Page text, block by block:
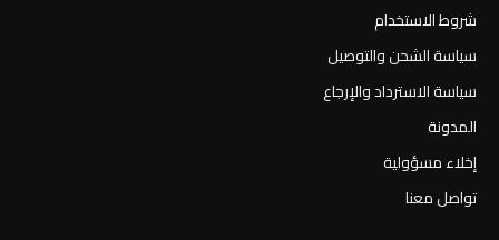
شروط الاستخدام
سياسة الشحن والتوصيل
سياسة الاسترداد والإرجاع
المدونة
إخلاء مسؤولية
تواصل معنا